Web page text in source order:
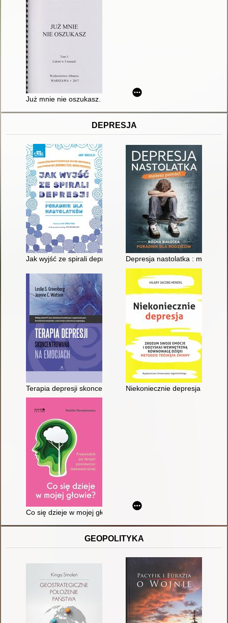
Już mnie nie oszukasz. T. 3
DEPRESJA
Jak wyjść ze spirali depresji : poradnik dla nastolatków :
Depresja nastolatka : możesz
Terapia depresji skoncentrowana na emocjach
Niekoniecznie depresja :
Co się dzieje w mojej głowie? : przewodnik po terapii
GEOPOLITYKA